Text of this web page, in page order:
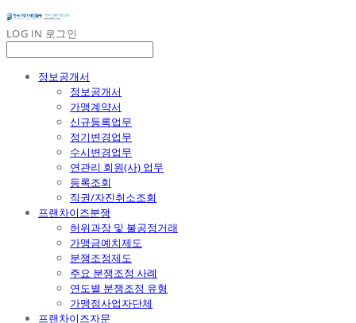
LOG IN 로그인
정보공개서
정보공개서
가맹계약서
신규등록업무
정기변경업무
수시변경업무
연관리 회원(사) 업무
등록조회
직권/자진취소조회
프랜차이즈분쟁
허위과장 및 불공정거래
가맹금예치제도
분쟁조정제도
주요 분쟁조정 사례
연도별 분쟁조정 유형
가맹점사업자단체
프랜차이즈자문